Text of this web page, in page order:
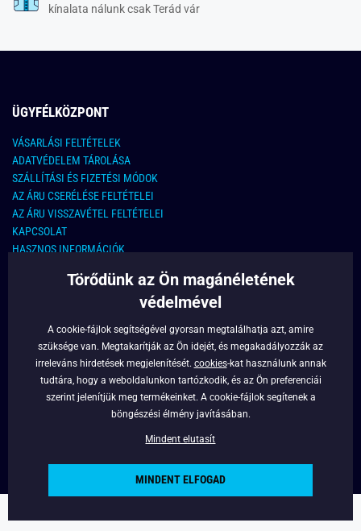
kínalata nálunk csak Terád vár
ÜGYFÉLKÖZPONT
VÁSARLÁSI FELTÉTELEK
ADATVÉDELEM TÁROLÁSA
SZÁLLÍTÁSI ÉS FIZETÉSI MÓDOK
AZ ÁRU CSERÉLÉSE FELTÉTELEI
AZ ÁRU VISSZAVÉTEL FELTÉTELEI
KAPCSOLAT
HASZNOS INFORMÁCIÓK
KAPCSOLAT
info@legyferfi.hu
FONTOS INFORMÁCIÓK
RÓLUNK
Törődünk az Ön magánéletének
védelmével
A cookie-fájlok segítségével gyorsan megtalálhatja azt, amire
szüksége van. Megtakarítják az Ön idejét, és megakadályozzák az
irreleváns hirdetések megjelenítését. cookies-kat használunk annak
tudtára, hogy a weboldalunkon tartózkodik, és az Ön preferenciái
szerint jelenítjük meg termékeinket. A cookie-fájlok segítenek a
böngészési élmény javításában.
Mindent elutasít
MINDENT ELFOGAD